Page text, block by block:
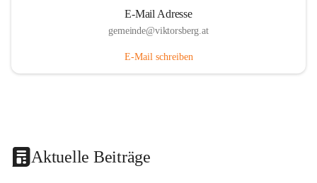
E-Mail Adresse
gemeinde@viktorsberg.at
E-Mail schreiben
Aktuelle Beiträge